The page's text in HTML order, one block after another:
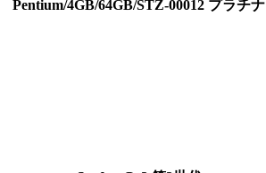
Pentium/4GB/64GB/STZ-00012 プラチナ